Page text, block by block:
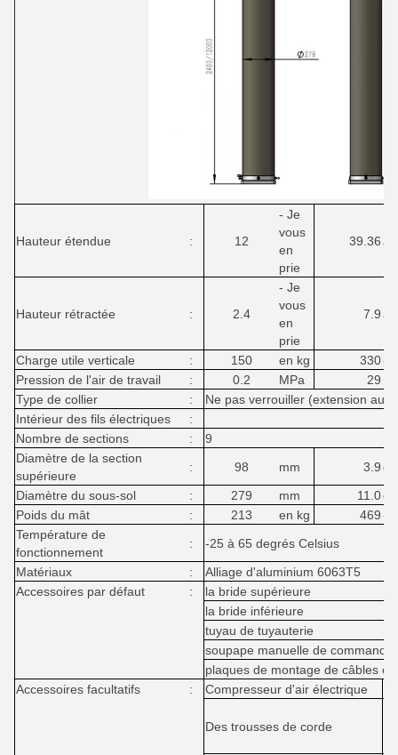
Hauteur étendue : 12
- Je
vous
en
prie
39.36à
Hauteur rétractée : 2.4
- Je
vous
en
prie
7.9à
Charge utile verticale : 150 en kg 330-
Pression de l'air de travail
: 0.2 MPa 29
Type de collier
:
Ne pas verrouiller (extension
Intérieur des fils électriques
:
Nombre de sections
:
9
Diamètre de la section
supérieure
: 98 mm 3.9
Diamètre du sous-sol
: 279 mm 11.0
Poids du mât
: 213 en kg 469-
Température de
fonctionnement
:
-25 à 65 degrés Celsius
Matériaux
:
Alliage d'aluminium 6063T5
Accessoires par défaut
:
la bride supérieure
la bride inférieure
tuyau de tuyauterie
soupape manuelle de commande
plaques de montage de câbles
Accessoires facultatifs
: Compresseur d'air électrique
Des trousses de corde